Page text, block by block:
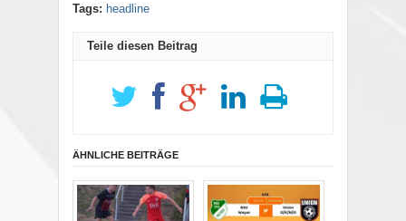
Tags: headline
Teile diesen Beitrag
ÄHNLICHE BEITRÄGE